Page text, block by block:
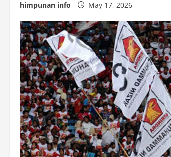
himpunan info May 17, 2026